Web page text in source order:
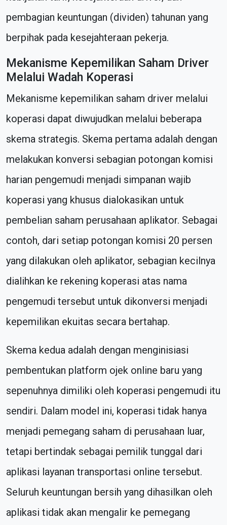
pembagian keuntungan (dividen) tahunan yang
berpihak pada kesejahteraan pekerja.
Mekanisme Kepemilikan Saham Driver
Melalui Wadah Koperasi
Mekanisme kepemilikan saham driver melalui
koperasi dapat diwujudkan melalui beberapa
skema strategis. Skema pertama adalah dengan
melakukan konversi sebagian potongan komisi
harian pengemudi menjadi simpanan wajib
koperasi yang khusus dialokasikan untuk
pembelian saham perusahaan aplikator. Sebagai
contoh, dari setiap potongan komisi 20 persen
yang dilakukan oleh aplikator, sebagian kecilnya
dialihkan ke rekening koperasi atas nama
pengemudi tersebut untuk dikonversi menjadi
kepemilikan ekuitas secara bertahap.
Skema kedua adalah dengan menginisiasi
pembentukan platform ojek online baru yang
sepenuhnya dimiliki oleh koperasi pengemudi itu
sendiri. Dalam model ini, koperasi tidak hanya
menjadi pemegang saham di perusahaan luar,
tetapi bertindak sebagai pemilik tunggal dari
aplikasi layanan transportasi online tersebut.
Seluruh keuntungan bersih yang dihasilkan oleh
aplikasi tidak akan mengalir ke pemegang